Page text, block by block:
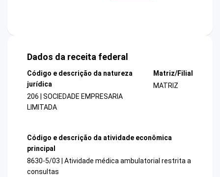
Dados da receita federal
Código e descrição da natureza
jurídica
206 | SOCIEDADE EMPRESARIA
LIMITADA
Matriz/Filial
MATRIZ
Código e descrição da atividade econômica
principal
8630-5/03 | Atividade médica ambulatorial restrita a
consultas